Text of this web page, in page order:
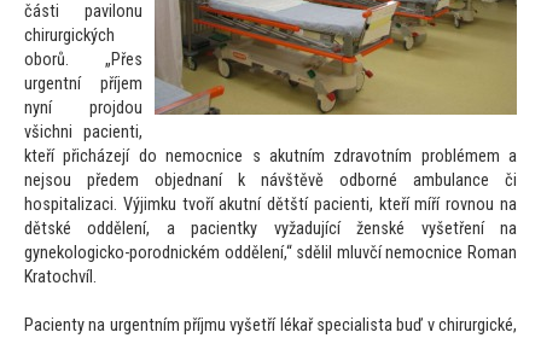
části pavilonu
chirurgických
oborů. „Přes
urgentní příjem
nyní projdou
všichni pacienti,
kteří přicházejí do nemocnice s akutním zdravotním problémem a
nejsou předem objednaní k návštěvě odborné ambulance či
hospitalizaci. Výjimku tvoří akutní dětští pacienti, kteří míří rovnou na
dětské oddělení, a pacientky vyžadující ženské vyšetření na
gynekologicko-porodnickém oddělení,“ sdělil mluvčí nemocnice Roman
Kratochvíl.
Pacienty na urgentním příjmu vyšetří lékař specialista buď v chirurgické,